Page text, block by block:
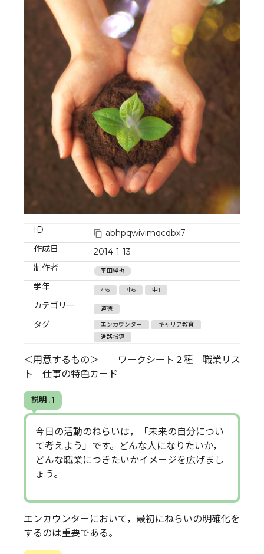
ID
abhpqwivimqcdbx7
作成日
2014-1-13
制作者
平田純也
学年 小5 小6 中1
カテゴリー 道徳
タグ エンカウンター
キャリア教育
進路指導
＜用意するもの＞ ワークシート２種 職業リス
ト 仕事の特色カード
説明 . 1
今日の活動のねらいは，「未来の自分につい
て考えよう」です。どんな人になりたいか，
どんな職業につきたいかイメージを広げまし
ょう。
エンカウンターにおいて，最初にねらいの明確化を
するのは重要である。